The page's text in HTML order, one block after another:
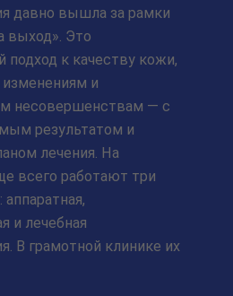
давно вышла за рамки
выход». Это
подход к качеству кожи,
и
несовершенствам — с
результатом и
лечения. На
всего работают три
аппаратная,
и лечебная
В грамотной клинике их